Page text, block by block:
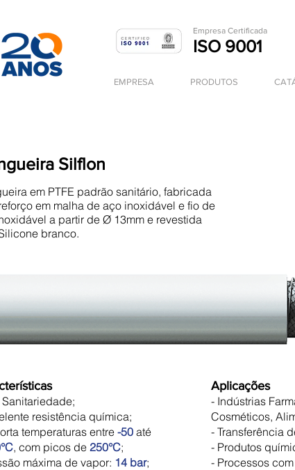
Empresa Certificada
ISO 9001
EMPRESA PRODUTOS
Silflon
em PTFE padrão sanitário, fabricada
em malha de aço inoxidável e fio de
a partir de Ø 13mm e revestida
branco.
resistência química;
temperaturas entre -50 até
, com picos de 250°C;
máxima de vapor: 14 bar;
Aplicações
- Indústrias
Cosméticos,
- Transferência
- Produtos
- Processos